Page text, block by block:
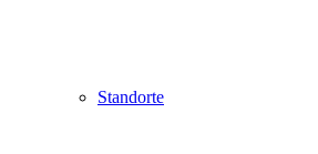
Standorte